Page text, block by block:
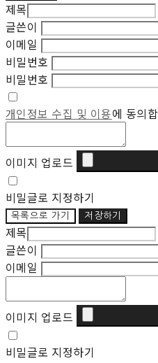
제목
글쓴이
이메일
비밀번호
비밀번호
개인정보 수집 및 이용에 동의
이미지 업로드
비밀글로 지정하기
목록으로 가기 저장하기
제목
글쓴이
이메일
이미지 업로드
비밀글로 지정하기